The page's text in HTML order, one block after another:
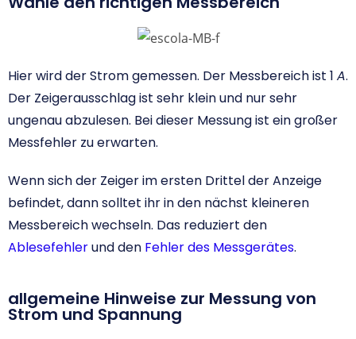
Hier wird der Strom gemessen. Der Messbereich ist 1 A.
Der Zeigerausschlag ist sehr klein und nur sehr
ungenau abzulesen. Bei dieser Messung ist ein großer
Messfehler zu erwarten.
Wenn sich der Zeiger im ersten Drittel der Anzeige
befindet, dann solltet ihr in den nächst kleineren
Messbereich wechseln. Das reduziert den
Ablesefehlerund den Fehler des Messgerätes.
allgemeine Hinweise zur Messung von
Strom und Spannung